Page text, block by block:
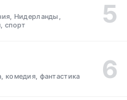
Нидерланды,
спорт
фантастика